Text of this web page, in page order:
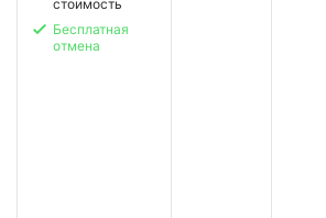
стоимость
Бесплатная
отмена